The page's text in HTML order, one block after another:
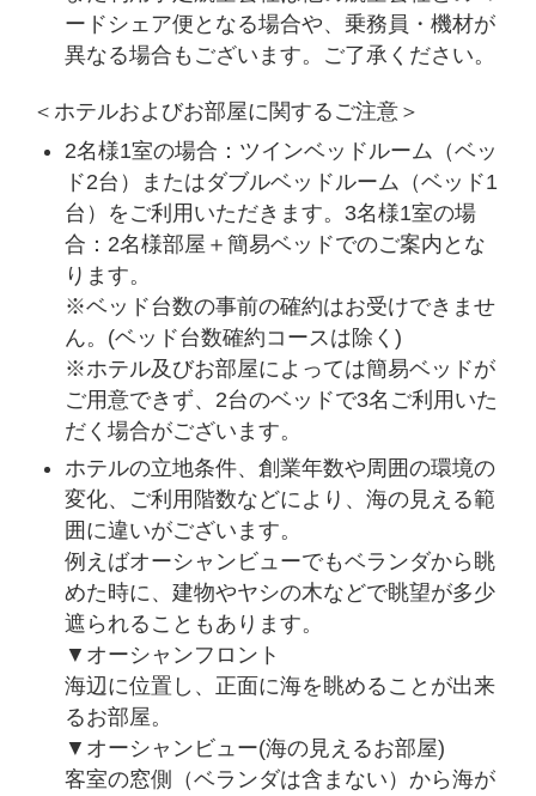
ードシェア便となる場合や、乗務員・機材が
異なる場合もございます。ご了承ください。
＜ホテルおよびお部屋に関するご注意＞
2名様1室の場合：ツインベッドルーム（ベッ
ド2台）またはダブルベッドルーム（ベッド1
台）をご利用いただきます。3名様1室の場
合：2名様部屋＋簡易ベッドでのご案内とな
ります。
※ベッド台数の事前の確約はお受けできませ
ん。(ベッド台数確約コースは除く)
※ホテル及びお部屋によっては簡易ベッドが
ご用意できず、2台のベッドで3名ご利用いた
だく場合がございます。
ホテルの立地条件、創業年数や周囲の環境の
変化、ご利用階数などにより、海の見える範
囲に違いがございます。
例えばオーシャンビューでもベランダから眺
めた時に、建物やヤシの木などで眺望が多少
遮られることもあります。
▼オーシャンフロント
海辺に位置し、正面に海を眺めることが出来
るお部屋。
▼オーシャンビュー(海の見えるお部屋)
客室の窓側（ベランダは含まない）から海が